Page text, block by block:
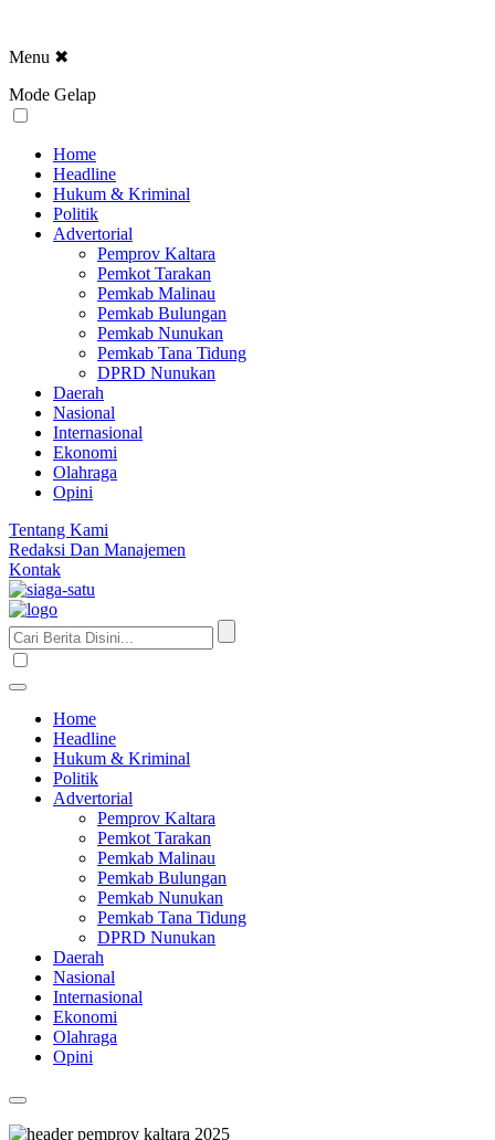
Menu ✖
Mode Gelap
Home
Headline
Hukum & Kriminal
Politik
Advertorial
Pemprov Kaltara
Pemkot Tarakan
Pemkab Malinau
Pemkab Bulungan
Pemkab Nunukan
Pemkab Tana Tidung
DPRD Nunukan
Daerah
Nasional
Internasional
Ekonomi
Olahraga
Opini
Tentang Kami
Redaksi Dan Manajemen
Kontak
Home
Headline
Hukum & Kriminal
Politik
Advertorial
Pemprov Kaltara
Pemkot Tarakan
Pemkab Malinau
Pemkab Bulungan
Pemkab Nunukan
Pemkab Tana Tidung
DPRD Nunukan
Daerah
Nasional
Internasional
Ekonomi
Olahraga
Opini